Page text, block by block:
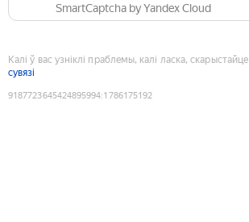
SmartCaptcha by Yandex Cloud
Калі ў вас узніклі праблемы, калі ласка, скарыстайце
сувязі
9187723645424895994:1786175192